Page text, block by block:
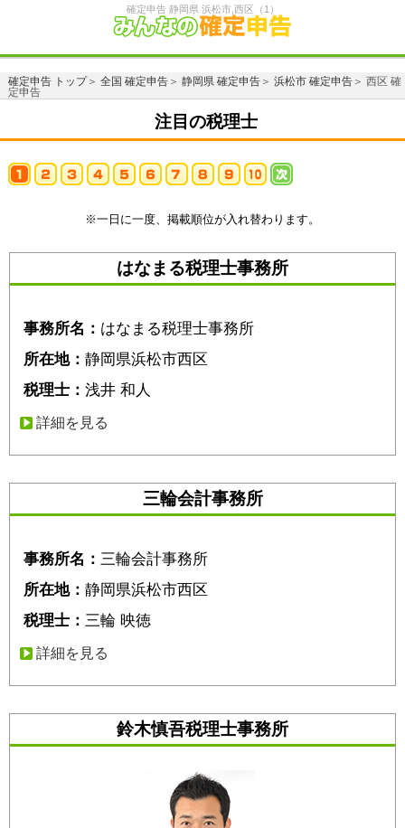
確定申告 静岡県 浜松市,西区（1）
確定申告 トップ＞ 全国 確定申告＞ 静岡県 確定申告＞ 浜松市 確定申告＞ 西区 確
定申告
注目の税理士
※一日に一度、掲載順位が入れ替わります。
はなまる税理士事務所
事務所名： はなまる税理士事務所
所在地： 静岡県浜松市西区
税理士： 浅井 和人
詳細を見る
三輪会計事務所
事務所名： 三輪会計事務所
所在地： 静岡県浜松市西区
税理士： 三輪 映徳
詳細を見る
鈴木慎吾税理士事務所